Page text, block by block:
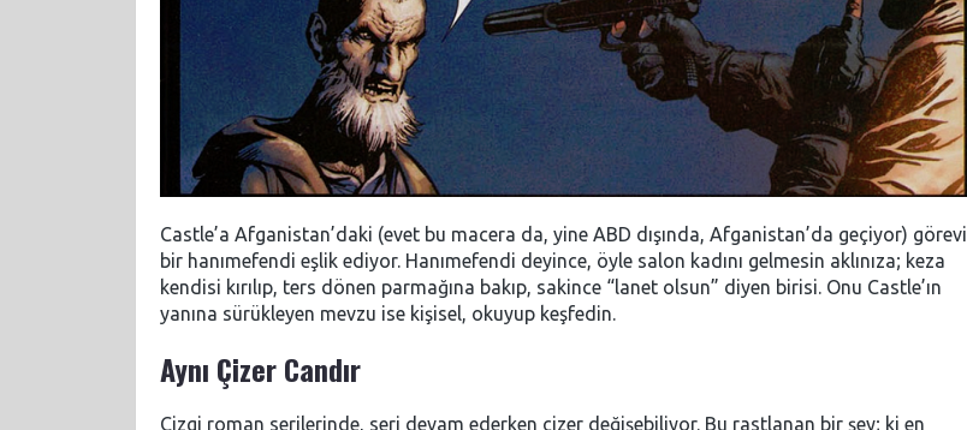
Castle’a Afganistan’daki (evet bu macera da, yine ABD dışında, Afganistan’da geçiyor)
bir hanımefendi eşlik ediyor. Hanımefendi deyince, öyle salon kadını gelmesin aklınıza; keza
kendisi kırılıp, ters dönen parmağına bakıp, sakince “lanet olsun” diyen birisi. Onu Castle’ın
yanına sürükleyen mevzu ise kişisel, okuyup keşfedin.
Aynı Çizer Candır
Çizgi roman serilerinde, seri devam ederken çizer değişebiliyor. Bu rastlanan bir şey; ki en